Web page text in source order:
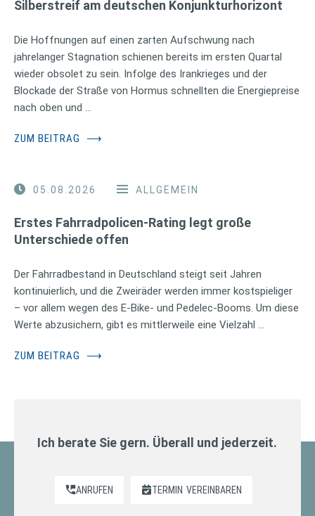
Silberstreif am deutschen Konjunkturhorizont
Die Hoffnungen auf einen zarten Aufschwung nach
jahrelanger Stagnation schienen bereits im ersten Quartal
wieder obsolet zu sein. Infolge des Irankrieges und der
Blockade der Straße von Hormus schnellten die Energiepreise
nach oben und …
ZUM BEITRAG ⟶
05.08.2026 ALLGEMEIN
Erstes Fahrradpolicen-Rating legt große
Unterschiede offen
Der Fahrradbestand in Deutschland steigt seit Jahren
kontinuierlich, und die Zweiräder werden immer kostspieliger
– vor allem wegen des E-Bike- und Pedelec-Booms. Um diese
Werte abzusichern, gibt es mittlerweile eine Vielzahl …
ZUM BEITRAG ⟶
Ich berate Sie gern. Überall und jederzeit.
ANRUFEN TERMIN VEREINBAREN